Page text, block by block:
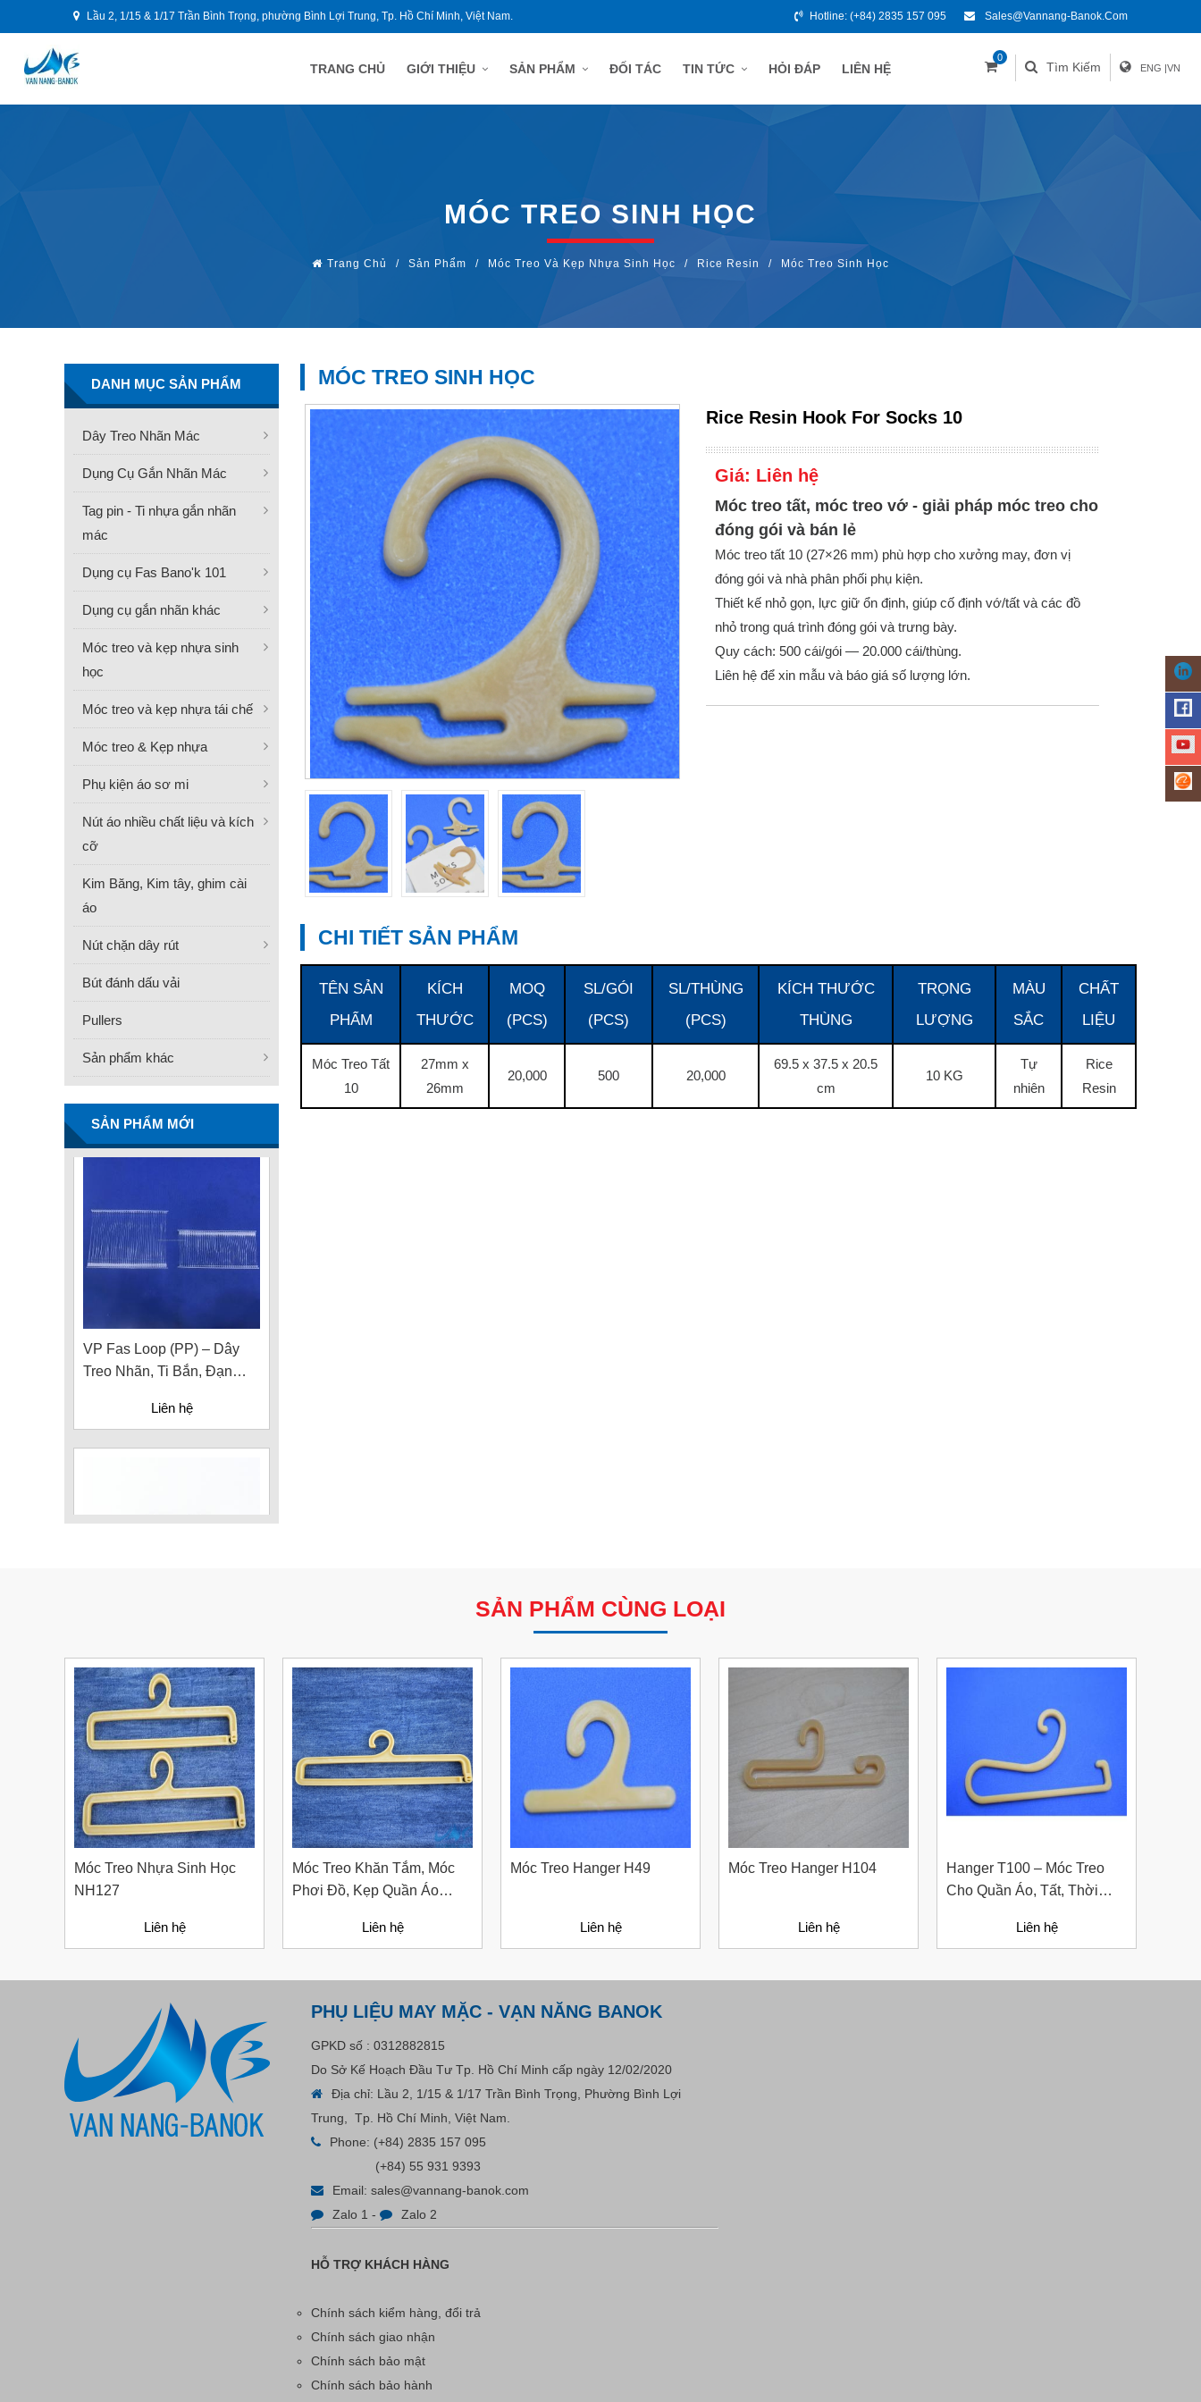
Lầu 2, 1/15 & 1/17 Trần Bình Trọng, phường Bình Lợi Trung, Tp. Hồ Chí Minh, Việt Nam. Hotline: (+84) 2835 157 095 Sales@vannang-Banok.com
TRANG CHỦ GIỚI THIỆU SẢN PHẨM ĐỐI TÁC TIN TỨC HỎI ĐÁP LIÊN HỆ
0
Tìm Kiếm ENG |VN
MÓC TREO SINH HỌC
Trang Chủ / Sản Phẩm / Móc Treo Và Kẹp Nhựa Sinh Học / Rice Resin / Móc Treo Sinh Học
MÓC TREO SINH HỌC
Rice Resin Hook For Socks 10
Giá: Liên hệ
Móc treo tất, móc treo vớ - giải pháp móc treo cho
đóng gói và bán lẻ
Móc treo tất 10 (27×26 mm) phù hợp cho xưởng may, đơn vị
đóng gói và nhà phân phối phụ kiện.
Thiết kế nhỏ gọn, lực giữ ổn định, giúp cố định vớ/tất và các đồ
nhỏ trong quá trình đóng gói và trưng bày.
Quy cách: 500 cái/gói — 20.000 cái/thùng.
Liên hệ để xin mẫu và báo giá số lượng lớn.
CHI TIẾT SẢN PHẨM
TÊN SẢN
PHẨM
KÍCH
THƯỚC
MOQ
(PCS)
SL/GÓI
(PCS)
SL/THÙNG
(PCS)
KÍCH THƯỚC
THÙNG
TRỌNG
LƯỢNG
MÀU
SẮC
CHẤT
LIỆU
Móc Treo Tất
10
27mm x
26mm
20,000 500 20,000
69.5 x 37.5 x 20.5
cm
10 KG
Tự
nhiên
Rice
Resin
DANH MỤC SẢN PHẨM
Dây Treo Nhãn Mác
Dụng Cụ Gắn Nhãn Mác
Tag pin - Ti nhựa gắn nhãn
mác
Dụng cụ Fas Bano'k 101
Dụng cụ gắn nhãn khác
Móc treo và kẹp nhựa sinh
học
Móc treo và kẹp nhựa tái chế
Móc treo & Kẹp nhựa
Phụ kiện áo sơ mi
Nút áo nhiều chất liệu và kích
cỡ
Kim Băng, Kim tây, ghim cài
áo
Nút chặn dây rút
Bút đánh dấu vải
Pullers
Sản phẩm khác
SẢN PHẨM MỚI
FN -25 Needle – Kim Gắn
Nhãn Thép Không Gỉ
34.3mm
Liên hệ
Treo Nhãn, Ti Bắn, Đạn
Vòng Treo Nhãn Mác
Liên hệ
Liên hệ
Bút Đánh Dấu Màu Trắng –
ADGER CHAKO ACE
SẢN PHẨM CÙNG LOẠI
Móc Treo Nhựa Sinh Học
NH127
Liên hệ
Móc Treo Khăn Tắm, Móc
Phơi Đồ, Kẹp Quần Áo
Liên hệ
Móc Treo Hanger H49
Liên hệ
Móc Treo Hanger H104
Liên hệ
Hanger T100 – Móc Treo
Cho Quần Áo, Tất, Thời
Liên hệ
PHỤ LIỆU MAY MẶC - VẠN NĂNG BANOK
GPKD số : 0312882815
Do Sở Kế Hoạch Đầu Tư Tp. Hồ Chí Minh cấp ngày 12/02/2020
Địa chỉ: Lầu 2, 1/15 & 1/17 Trần Bình Trọng, Phường Bình Lợi
Trung, Tp. Hồ Chí Minh, Việt Nam.
Phone: (+84) 2835 157 095
(+84) 55 931 9393
Email: sales@vannang-banok.com
Zalo 1 - Zalo 2
HỖ TRỢ KHÁCH HÀNG
Chính sách kiểm hàng, đổi trả
Chính sách giao nhận
Chính sách bảo mật
Chính sách bảo hành